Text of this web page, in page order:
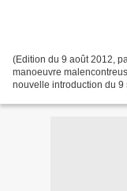
(Edition du 9 août 2012,
manoeuvre
nouvelle introduction du 9